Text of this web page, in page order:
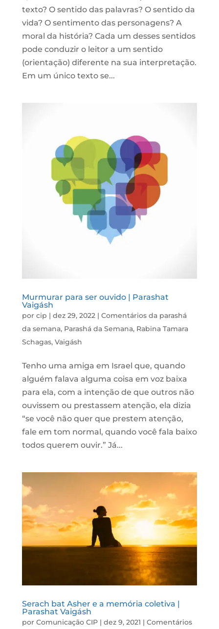
texto? O sentido das palavras? O sentido da
vida? O sentimento das personagens? A
moral da história? Cada um desses sentidos
pode conduzir o leitor a um sentido
(orientação) diferente na sua interpretação.
Em um único texto se...
Murmurar para ser ouvido | Parashat
Vaigásh
por cip | dez 29, 2022| Comentários da parashá
da semana, Parashá da Semana, Rabina Tamara
Schagas, Vaigásh
Tenho uma amiga em Israel que, quando
alguém falava alguma coisa em voz baixa
para ela, com a intenção de que outros não
ouvissem ou prestassem atenção, ela dizia
“se você não quer que prestem atenção,
fale em tom normal, quando você fala baixo
todos querem ouvir.” Já...
Serach bat Asher e a memória coletiva |
Parashat Vaigásh
por Comunicação CIP| dez 9, 2021 | Comentários